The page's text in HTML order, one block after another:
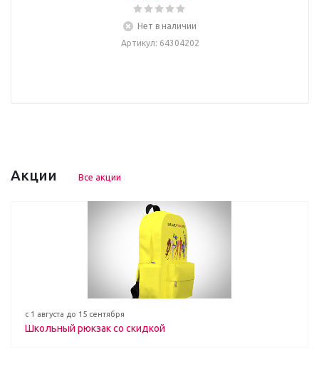
Нет в наличии
Артикул: 64304202
Акции Все акции
с 1 августа до 15 сентября
Школьный рюкзак со скидкой